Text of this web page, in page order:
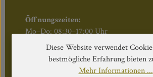
Öffnungszeiten:
Mo–Do: 08:30–17:00 Uhr
Fr: 08:30–12:30 Uhr
Diese Website verwendet
bestmögliche Erfahrung bieten
Mehr Informationen ...